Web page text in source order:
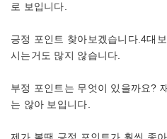
로 보입니다.
긍정 포인트 찾아보겠습니다.4대
시는거도 많지 않습니다.
부정 포인트는 무엇이 있을까요?
는 않아 보입니다.